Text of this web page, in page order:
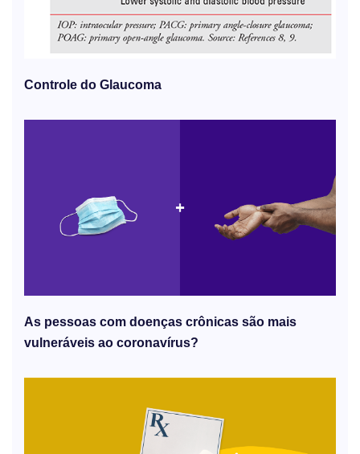
Controle do Glaucoma
As pessoas com doenças crônicas são mais
vulneráveis ​​ao coronavírus?